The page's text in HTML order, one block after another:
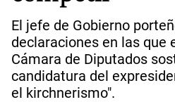
El jefe de Gobierno
declaraciones en las que
Cámara de Diputados
candidatura del
el kirchnerismo".